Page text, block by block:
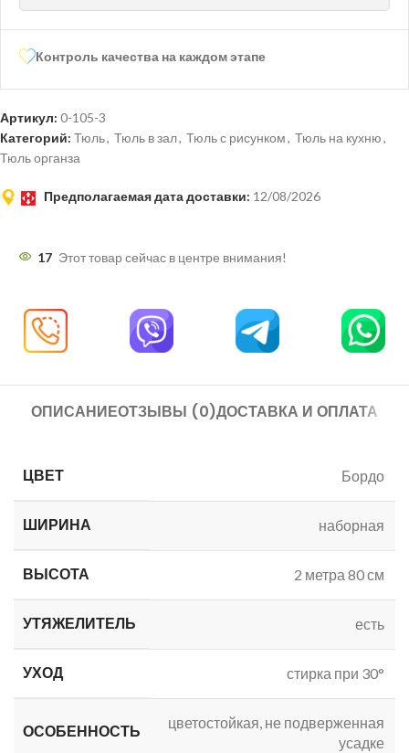
Контроль качества на каждом этапе
Артикул: 0-105-3
Категорий: Тюль, Тюль в зал, Тюль с рисунком, Тюль на кухню,
Тюль органза
Предполагаемая дата доставки: 12/08/2026
17 Этот товар сейчас в центре внимания!
ОПИСАНИЕОТЗЫВЫ (0)ДОСТАВКА И ОПЛАТА
ЦВЕТ Бордо
ШИРИНА наборная
ВЫСОТА 2 метра 80 см
УТЯЖЕЛИТЕЛЬ есть
УХОД стирка при 30°
ОСОБЕННОСТЬ
цветостойкая, не подверженная
усадке